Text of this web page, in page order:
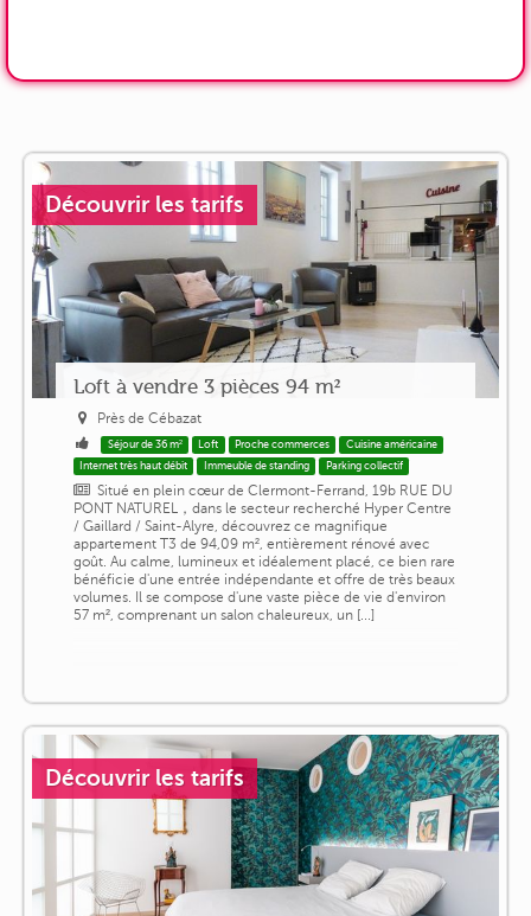
Découvrir les tarifs
Loft à vendre 3 pièces 94 m²
Près de Cébazat
Séjour de 36 m² Loft Proche commerces
Cuisine américaine
Internet très haut débit
Immeuble de standing Parking collectif
Situé en plein cœur de Clermont-Ferrand, 19b RUE DU
PONT NATUREL，dans le secteur recherché Hyper Centre
/ Gaillard / Saint-Alyre, découvrez ce magnifique
appartement T3 de 94,09 m², entièrement rénové avec
goût. Au calme, lumineux et idéalement placé, ce bien rare
bénéficie d'une entrée indépendante et offre de très beaux
volumes. Il se compose d'une vaste pièce de vie d'environ
57 m², comprenant un salon chaleureux, un [...]
Découvrir les tarifs